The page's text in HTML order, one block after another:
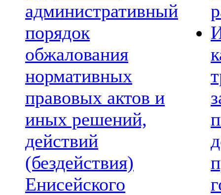
административный
порядок
обжалования
нормативных
правовых актов и
иных решений,
действий
(бездействия)
Енисейского